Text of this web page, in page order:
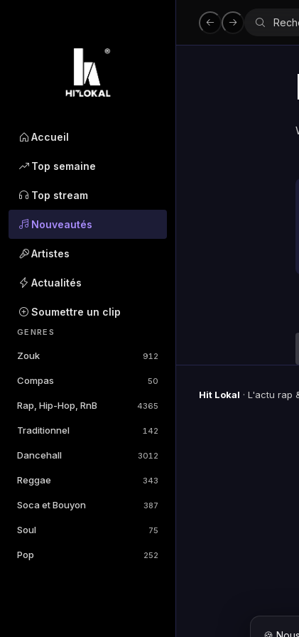
Accueil
Top semaine
Top stream
Nouveautés
Artistes
Actualités
Soumettre un clip
GENRES
Zouk 912
Compas 50
Rap, Hip-Hop, RnB 4365
Traditionnel 142
Dancehall 3012
Reggae 343
Soca et Bouyon 387
Soul 75
Pop 252
Hit Lokal · L'actu rap